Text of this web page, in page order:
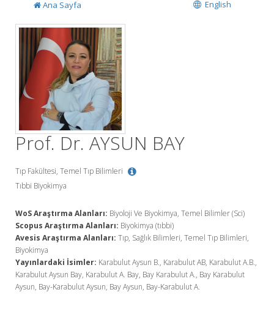
English
Ana Sayfa
Prof. Dr. AYSUN BAY
Tıp Fakültesi, Temel Tıp Bilimleri
Tıbbi Biyokimya
WoS Araştırma Alanları: Biyoloji Ve Biyokimya, Temel Bilimler (Sci)
Scopus Araştırma Alanları: Biyokimya (tıbbi)
Avesis Araştırma Alanları: Tıp, Sağlık Bilimleri, Temel Tıp Bilimleri,
Biyokimya
Yayınlardaki İsimler: Karabulut Aysun B., Karabulut AB, Karabulut A.B.,
Karabulut Aysun Bay, Karabulut A. Bay, Bay Karabulut A., Bay Karabulut
Aysun, Bay-Karabulut Aysun, Bay Aysun, Bay-Karabulut A.